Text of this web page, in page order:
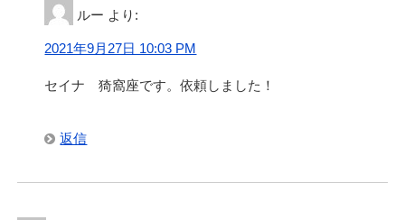
ルー より:
2021年9月27日 10:03 PM
セイナ 猗窩座です。依頼しました！
返信